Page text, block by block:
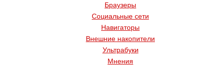
Браузеры
Социальные сети
Навигаторы
Внешние накопители
Ультрабуки
Мнения